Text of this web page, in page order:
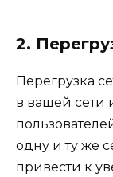
2.
Перегрузка
в вашей сети
одну и ту же
привести к